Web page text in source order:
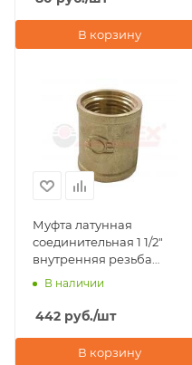
В корзину
Муфта латунная
соединительная 1 1/2"
внутренняя резьба
Valfex
В наличии
442 руб./шт
В корзину